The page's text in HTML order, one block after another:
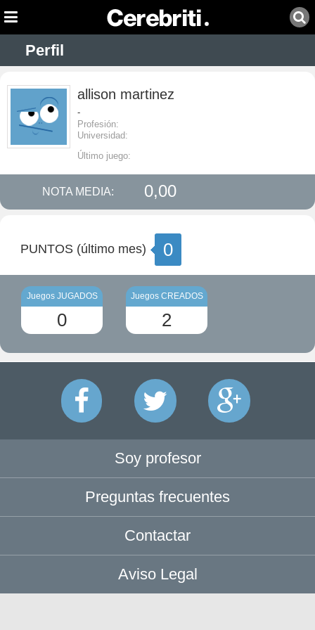
Perfil
allison martinez
-
Profesión:
Universidad:
Último juego:
NOTA MEDIA: 0,00
PUNTOS (último mes) 0
Juegos JUGADOS
0
Juegos CREADOS
2
Soy profesor
Preguntas frecuentes
Contactar
Aviso Legal